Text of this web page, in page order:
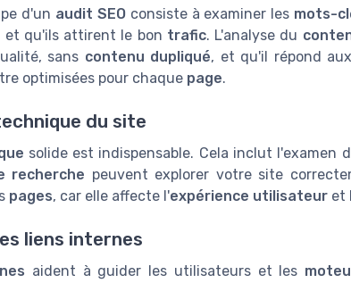
d'un audit SEOconsiste à examiner les mots-
et qu'ils attirent le bon trafic. L'analyse du
sans contenu dupliqué, et qu'il répond
optimisées pour chaque page.
du site
solide est indispensable. Cela inclut l'examen
recherche peuvent explorer votre site
pages, car elle affecte l'expérience utilisateur et
liens internes
aident à guider les utilisateurs et les